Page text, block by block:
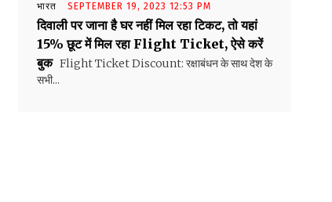
भारत SEPTEMBER 19, 2023 12:53 PM
दिवाली पर जाना है घर नहीं मिल रहा टिकट, तो यहां
15% छूट में मिल रहा Flight Ticket, ऐसे करें
बुक Flight Ticket Discount: रक्षाबंधन के साथ देश के
सभी...